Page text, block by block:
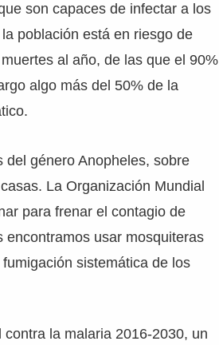
son capaces de infectar a los
población está en riesgo de
al año, de las que el 90%
algo más del 50% de la
género Anopheles, sobre
La Organización Mundial
para frenar el contagio de
usar mosquiteras
sistemática de los
la malaria 2016-2030, un